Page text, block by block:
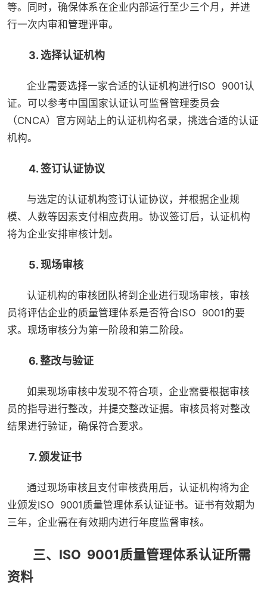
等。同时，确保体系在企业内部运行至少三个月，并进
行一次内审和管理评审。
3. 选择认证机构
企业需要选择一家合适的认证机构进行ISO 9001认
证。可以参考中国国家认证认可监督管理委员会
（CNCA）官方网站上的认证机构名录，挑选合适的认证
机构。
4. 签订认证协议
与选定的认证机构签订认证协议，并根据企业规
模、人数等因素支付相应费用。协议签订后，认证机构
将为企业安排审核计划。
5. 现场审核
认证机构的审核团队将到企业进行现场审核，审核
员将评估企业的质量管理体系是否符合ISO 9001的要
求。现场审核分为第一阶段和第二阶段。
6. 整改与验证
如果现场审核中发现不符合项，企业需要根据审核
员的指导进行整改，并提交整改证据。审核员将对整改
结果进行验证，确保符合要求。
7. 颁发证书
通过现场审核且支付审核费用后，认证机构将为企
业颁发ISO 9001质量管理体系认证证书。证书有效期为
三年，企业需在有效期内进行年度监督审核。
三、ISO 9001质量管理体系认证所需
资料